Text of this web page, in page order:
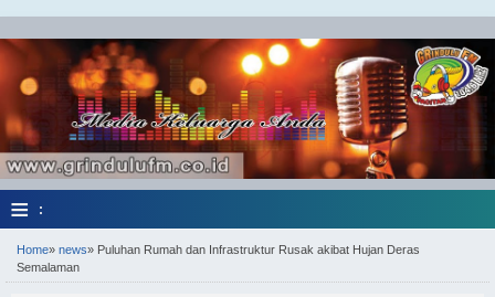
≡ :
Home» news» Puluhan Rumah dan Infrastruktur Rusak akibat Hujan Deras
Semalaman